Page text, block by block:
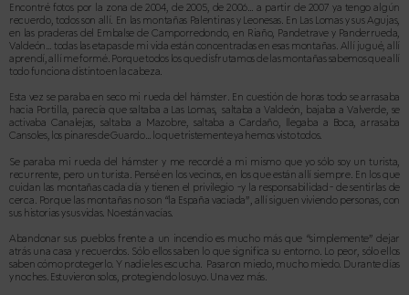
Encontré fotos por la zona de 2004, de 2005, de 2006… a partir de 2007 ya tengo algún
recuerdo, todos son allí. En las montañas Palentinas y Leonesas. En Las Lomas y sus Agujas,
en las praderas del Embalse de Camporredondo, en Riaño, Pandetrave y Panderrueda,
Valdeón… todas las etapas de mi vida están concentradas en esas montañas. Allí jugué, allí
aprendí, allí me formé. Porque todos los que disfrutamos de las montañas sabemos que allí
todo funciona distinto en la cabeza.
Esta vez se paraba en seco mi rueda del hámster. En cuestión de horas todo se arrasaba
hacia Portilla, parecía que saltaba a Las Lomas,saltaba a Valdeón, bajaba a Valverde, se
activaba Canalejas, saltaba a Mazobre, saltaba a Cardaño, llegaba a Boca, arrasaba
Cansoles, los pinares de Guardo… lo que tristemente ya hemos visto todos.
Se paraba mi rueda del hámster y me recordé a mi mismo que yo sólo soy un turista,
recurrente, pero un turista. Pensé en los vecinos, en los que están allí siempre. En los que
cuidan las montañas cada día y tienen el privilegio -y la responsabilidad- de sentirlas de
cerca. Porque las montañas no son “la España vaciada”, allí siguen viviendo personas, con
sus historias y sus vidas. No están vacías.
Abandonar sus pueblos frente a un incendio es mucho más que “simplemente” dejar
atrás una casa y recuerdos. Sólo ellos saben lo que significa su entorno. Lo peor, sólo ellos
saben cómo protegerlo. Y nadie les escucha. Pasaron miedo, mucho miedo. Durante días
y noches. Estuvieron solos, protegiendo lo suyo. Una vez más.